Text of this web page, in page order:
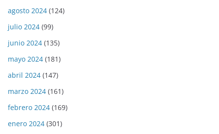
agosto 2024 (124)
julio 2024 (99)
junio 2024 (135)
mayo 2024 (181)
abril 2024 (147)
marzo 2024 (161)
febrero 2024 (169)
enero 2024 (301)